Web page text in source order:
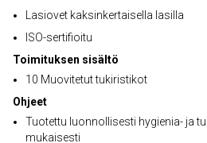
Lasiovet kaksinkertaisella lasilla
ISO-sertifioitu
Toimituksen sisältö
10 Muovitetut tukiristikot
Ohjeet
Tuotettu luonnollisesti hygienia- ja
mukaisesti